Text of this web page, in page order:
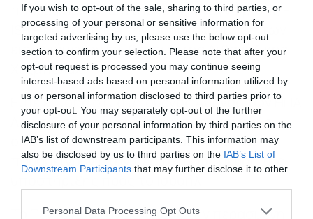
If you wish to opt-out of the sale, sharing to third parties, or
processing of your personal or sensitive information for
targeted advertising by us, please use the below opt-out
section to confirm your selection. Please note that after your
opt-out request is processed you may continue seeing
interest-based ads based on personal information utilized by
us or personal information disclosed to third parties prior to
your opt-out. You may separately opt-out of the further
disclosure of your personal information by third parties on the
IAB’s list of downstream participants. This information may
also be disclosed by us to third parties on the IAB’s List of
Downstream Participants that may further disclose it to other
Please note that this website/app uses one or more Google
Personal Data Processing Opt Outs
πληροφοριών, επιτήρησης, αναγνώρισης –
ISR – όσον αφορά την παρακολούθηση των
εισερχόμενων επιθέσεων της Λιβανέζικης
Χεζμπολάχ».
Είπε επίσης ότι ο υπουργός Άμυνας των ΗΠΑ
Λόιντ Όστιν «διέταξε την παρουσία δύο
ομάδων κρούσης αερομεταφορέων να
παραμείνουν στην περιοχή» ως μέρος της
υποστήριξης προς το Ισραήλ.
Το Πεντάγωνο ανακοίνωσε την περασμένη